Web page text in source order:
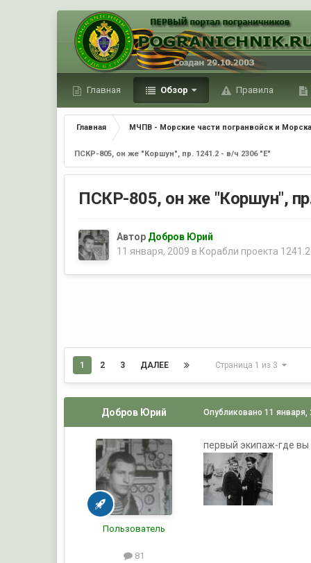
Главная Обзор Правила
Главная МЧПВ - Морские части погранвойск и
ПСКР-805, он же "Коршун", пр. 1241.2 - в/ч 2306 "Е"
ПСКР-805, он же "Коршун",
Автор Добров Юрий
11 января, 2009 в Корабли проекта
1 2 3 ДАЛЕЕ Страница 1 из 3
Добров Юрий
Пользователь
81
Опубликовано11 января,
первый экипаж-где вы